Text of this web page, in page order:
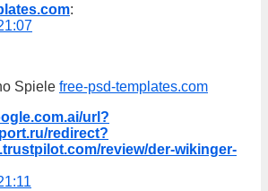
:
Spiele free-psd-templates.com
url?
redirect?
review/der-wikinger-